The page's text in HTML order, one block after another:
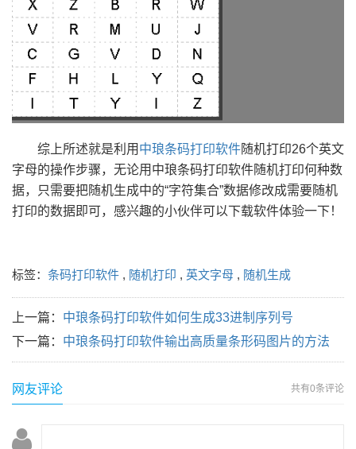
综上所述就是利用 中琅条码打印软件随机打印26个英文
字母的操作步骤，无论用中琅条码打印软件随机打印何种数
据，只需要把随机生成中的“字符集合”数据修改成需要随机
打印的数据即可，感兴趣的小伙伴可以下载软件体验一下！
标签： 条码打印软件 , 随机打印 , 英文字母 , 随机生成
上一篇： 中琅条码打印软件如何生成33进制序列号
下一篇： 中琅条码打印软件输出高质量条形码图片的方法
共有0条评论
网友评论